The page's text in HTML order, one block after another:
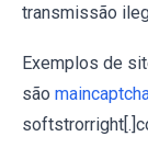
transmissão
Exemplos de
são